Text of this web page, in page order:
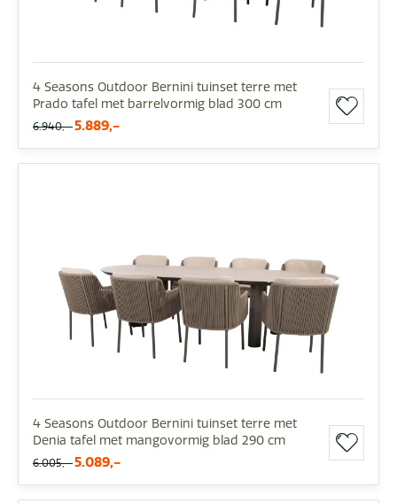
4 Seasons Outdoor Bernini tuinset terre met
Prado tafel met barrelvormig blad 300 cm
6.940,- 5.889,-
4 Seasons Outdoor Bernini tuinset terre met
Denia tafel met mangovormig blad 290 cm
6.005,- 5.089,-